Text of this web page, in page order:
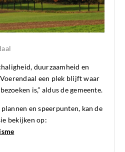
duurzaamheid en
een plek blijft waar
is,” aldus de gemeente.
en speerpunten, kan de
bekijken op: